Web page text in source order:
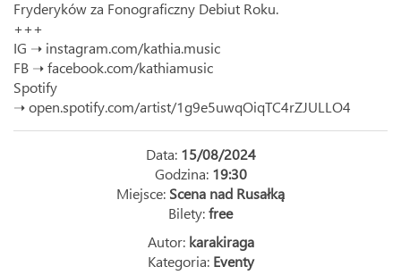
Fryderyków za Fonograficzny Debiut Roku.
+++
IG ➝ instagram.com/kathia.music
FB ➝facebook.com/kathiamusic
Spotify
➝open.spotify.com/artist/1g9e5uwqOiqTC4rZJULLO4
Data: 15/08/2024
Godzina: 19:30
Miejsce: Scena nad Rusałką
Bilety:free
Autor: karakiraga
Kategoria: Eventy